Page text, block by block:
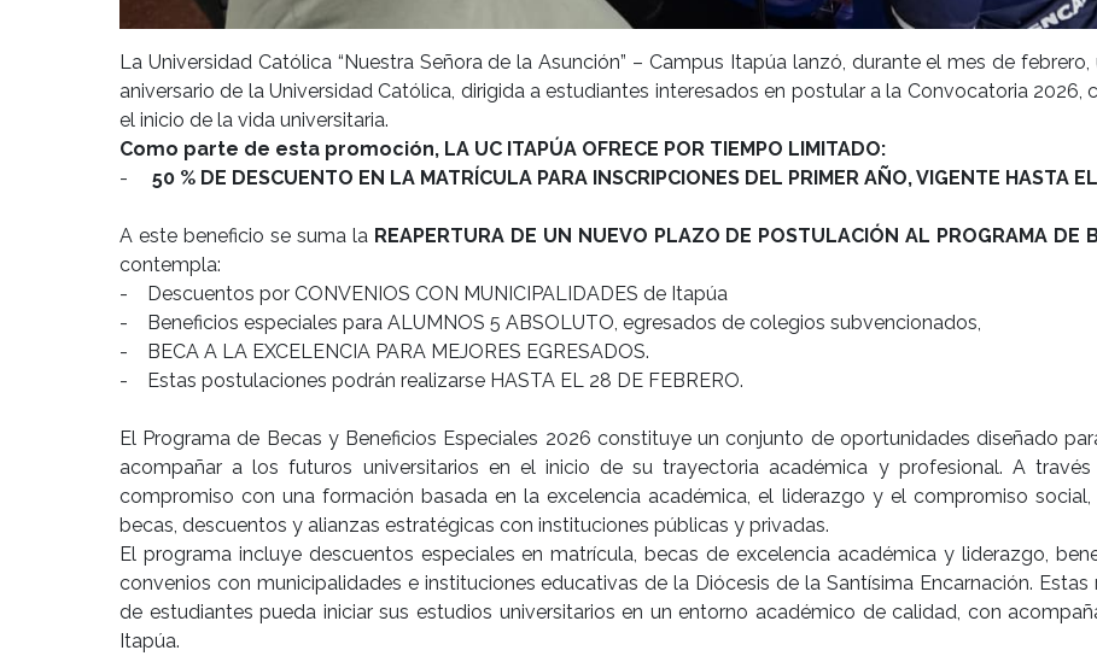
La Universidad Católica “Nuestra Señora de la Asunción” – Campus Itapúa lanzó, durante el mes de
aniversario de la Universidad Católica, dirigida a estudiantes interesados en postular a la Convocatoria
el inicio de la vida universitaria.
Como parte de esta promoción, LA UC ITAPÚA OFRECE POR TIEMPO LIMITADO:
- 50 % DE DESCUENTO EN LA MATRÍCULA PARA INSCRIPCIONES DEL PRIMER AÑO, VIGENTE HASTA
A este beneficio se suma la REAPERTURA DE UN NUEVO PLAZO DE POSTULACIÓN AL PROGRAMA DE
contempla:
- Descuentos por CONVENIOS CON MUNICIPALIDADES de Itapúa
- Beneficios especiales para ALUMNOS 5 ABSOLUTO, egresados de colegios subvencionados,
- BECA A LA EXCELENCIA PARA MEJORES EGRESADOS.
- Estas postulaciones podrán realizarse HASTA EL 28 DE FEBRERO.
El Programa de Becas y Beneficios Especiales 2026 constituye un conjunto de oportunidades diseñado
acompañar a los futuros universitarios en el inicio de su trayectoria académica y profesional. A
compromiso con una formación basada en la excelencia académica, el liderazgo y el compromiso
becas, descuentos y alianzas estratégicas con instituciones públicas y privadas.
El programa incluye descuentos especiales en matrícula, becas de excelencia académica y liderazgo,
convenios con municipalidades e instituciones educativas de la Diócesis de la Santísima Encarnación.
de estudiantes pueda iniciar sus estudios universitarios en un entorno académico de calidad, con
Itapúa.